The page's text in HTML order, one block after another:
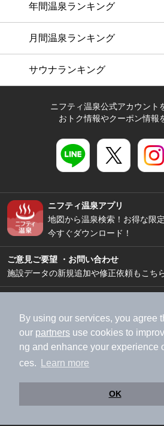
By using our services, you agree
our partners use cookies to
ng and enhance your experience
ces.
Learn more
OK
年間温泉ランキング
月間温泉ランキング
サウナランキング
ニフティ温泉公式アカウント
おトク情報やクーポン情報
ニフティ温泉アプリ
地図から温泉検索！お得な限
今すぐダウンロード！
ご意見ご要望 ・お問い合わせ
施設データの新規追加や修正依頼もこち
加盟店募集（資料請求）
広
利用規約
ライフスタイル
特定商取引法に基づく表記
運営会社